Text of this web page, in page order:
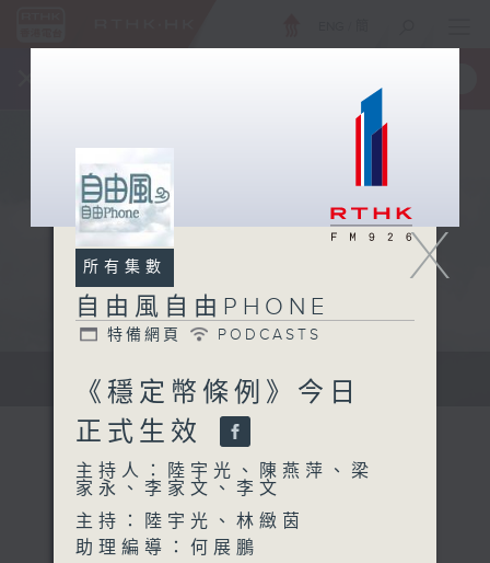
聲音更立體 意見更多元
X
所有集數
自由風自由PHONE
特備網頁 PODCASTS
《穩定幣條例》今日
正式生效
主持人：陸宇光、陳燕萍、梁
家永、李家文、李文
主持：陸宇光、林緻茵
助理編導：何展鵬